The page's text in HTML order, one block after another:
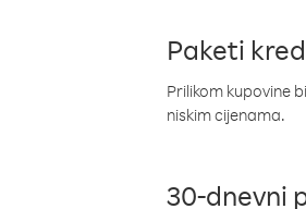
Paketi
Prilikom kupovine
niskim cijenama.
30-dnevni